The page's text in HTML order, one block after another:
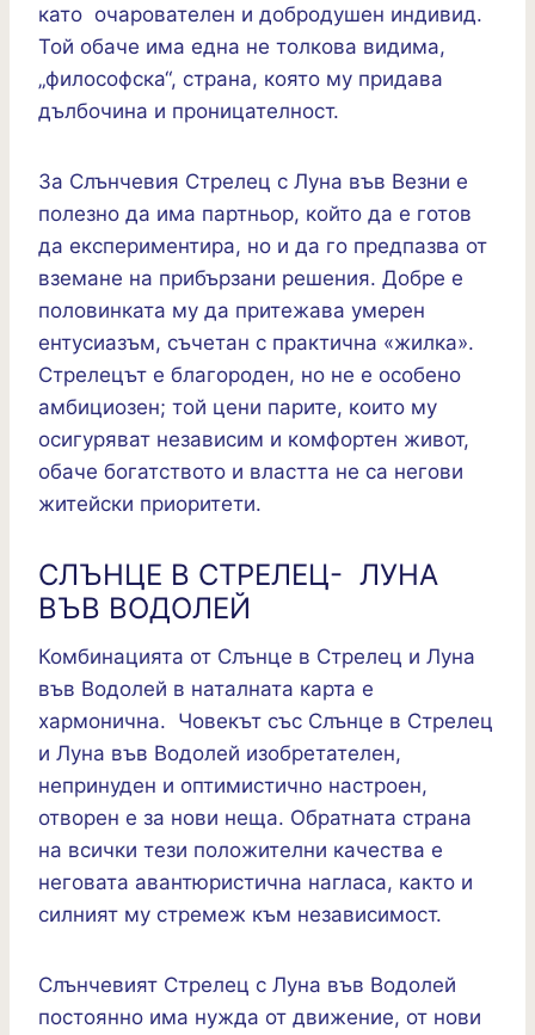
като очарователен и добродушен индивид.
Той обаче има една не толкова видима,
„философска“, страна, която му придава
дълбочина и проницателност.
За Слънчевия Стрелец с Луна във Везни е
полезно да има партньор, който да е готов
да експериментира, но и да го предпазва от
вземане на прибързани решения. Добре е
половинката му да притежава умерен
ентусиазъм, съчетан с практична «жилка».
Стрелецът е благороден, но не е особено
амбициозен; той цени парите, които му
осигуряват независим и комфортен живот,
обаче богатството и властта не са негови
житейски приоритети.
СЛЪНЦЕ В СТРЕЛЕЦ- ЛУНА
ВЪВ ВОДОЛЕЙ
Комбинацията от Слънце в Стрелец и Луна
във Водолей в наталната карта е
хармонична. Човекът със Слънце в Стрелец
и Луна във Водолей изобретателен,
непринуден и оптимистично настроен,
отворен е за нови неща. Обратната страна
на всички тези положителни качества е
неговата авантюристична нагласа, както и
силният му стремеж към независимост.
Слънчевият Стрелец с Луна във Водолей
постоянно има нужда от движение, от нови